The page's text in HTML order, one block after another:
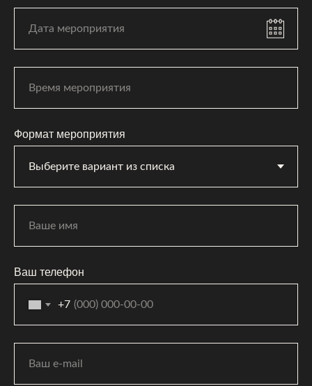
Формат мероприятия
Ваш телефон
+7